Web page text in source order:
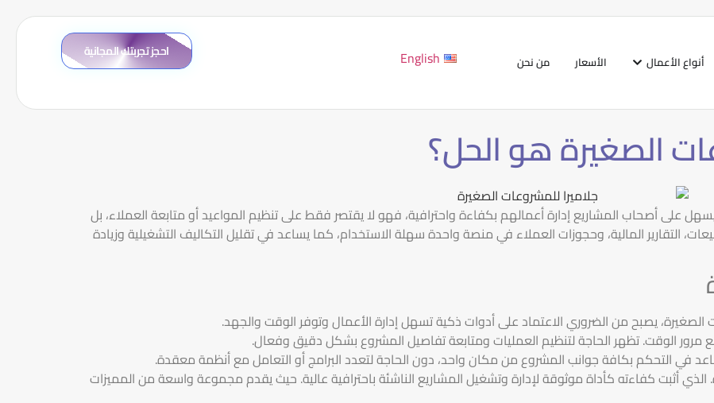
أنواع الأعمال الأسعار من نحن English احجز تجربتك المجانية
الصغيرة هو الحل؟
على أصحاب المشاريع إدارة أعمالهم بكفاءة واحترافية، فهو لا يقتصر فقط على تنظيم المواعيد أو متابعة العملاء، بل
التقارير المالية، وحجوزات العملاء في منصة واحدة سهلة الاستخدام، كما يساعد في تقليل التكاليف التشغيلية وزيادة
يصبح من الضروري الاعتماد على أدوات ذكية تسهل إدارة الأعمال وتوفر الوقت والجهد.
مرور الوقت. تظهر الحاجة لتنظيم العمليات ومتابعة تفاصيل المشروع بشكل دقيق وفعال.
في التحكم بكافة جوانب المشروع من مكان واحد، دون الحاجة لتعدد البرامج أو التعامل مع أنظمة معقدة.
الذي أثبت كفاءته كأداة موثوقة لإدارة وتشغيل المشاريع الناشئة باحترافية عالية. حيث يقدم مجموعة واسعة من المميزات